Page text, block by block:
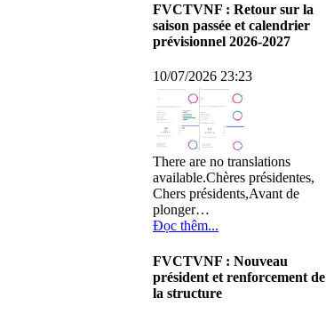
FVCTVNF : Retour sur la
saison passée et calendrier
prévisionnel 2026-2027
10/07/2026 23:23
There are no translations
available.Chères présidentes,
Chers présidents,Avant de
plonger…
Đọc thêm...
FVCTVNF : Nouveau
président et renforcement de
la structure